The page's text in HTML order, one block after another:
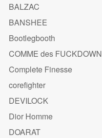
BALZAC
BANSHEE
Bootlegbooth
COMME des FUCKDOWN
Complete Finesse
corefighter
DEVILOCK
Dior Homme
DOARAT